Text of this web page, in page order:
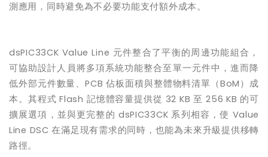
測應用，同時避免為不必要功能支付額外成本。
dsPIC33CK Value Line 元件整合了平衡的周邊功能組合，
可協助設計人員將多項系統功能整合至單一元件中，進而降
低外部元件數量、PCB佔板面積與整體物料清單（BoM ）成
本。其程式 Flash 記憶體容量提供從 32 KB至 256 KB 的可
擴展選項，並與更完整的 dsPIC33CK系列相容，使 Value
Line DSC在滿足現有需求的同時，也能為未來升級提供移轉
路徑。